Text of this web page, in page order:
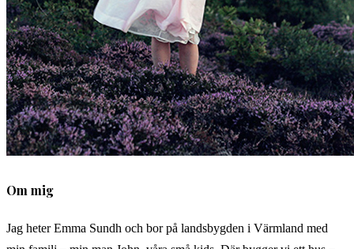
Om mig
Jag heter Emma Sundh och bor på landsbygden i Värmland med